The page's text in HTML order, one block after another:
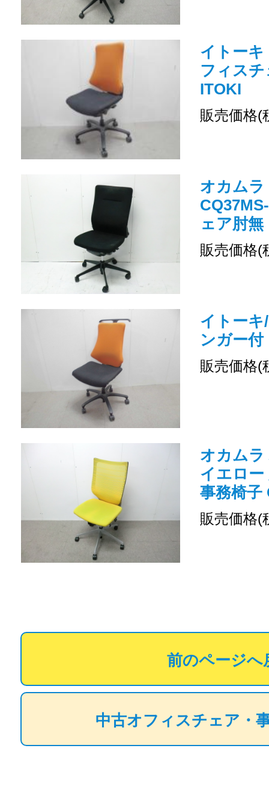
イトーキ
フィスチ
ITOKI
販売価格(
オカムラ
ェア肘無
販売価格(
イトーキ
ンガー付
販売価格(
オカムラ
イエロ
事務椅子
販売価格(
前のページへ
中古オフィスチェア・